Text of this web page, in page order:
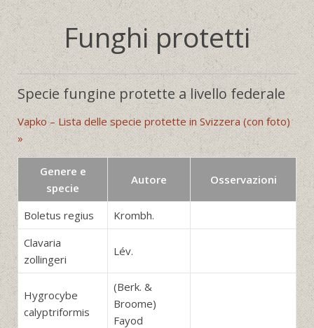
Funghi protetti
Specie fungine protette a livello federale
Vapko – Lista delle specie protette in Svizzera (con foto)
»
Genere e
specie
Autore Osservazioni
Boletus regius
Krombh.
Clavaria
zollingeri
Lév.
Hygrocybe
calyptriformis
(Berk. &
Broome)
Fayod